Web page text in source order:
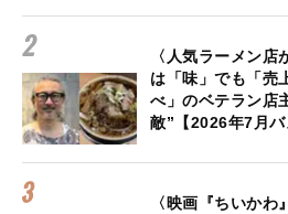
〈人気ラーメン
は「味」でも「売
べ」のベテラン店
敵”【2026年7月バ
〈映画『ちいか